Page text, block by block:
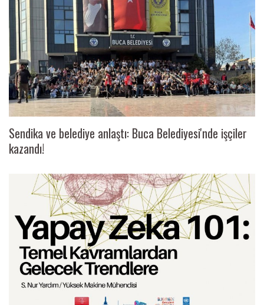
Sendika ve belediye anlaştı: Buca Belediyesi'nde işçiler
kazandı!